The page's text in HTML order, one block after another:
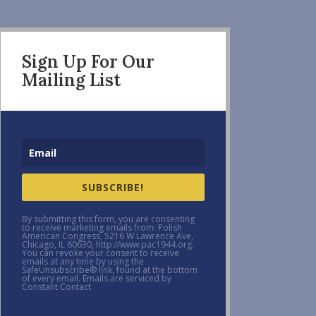
Sign Up For Our
Mailing List
SUBSCRIBE!
By submitting this form, you are consenting
to receive marketing emails from: Polish
American Congress, 5216 W Lawrence Ave,
Chicago, IL 60630, http://www.pac1944.org.
You can revoke your consent to receive
emails at any time by using the
SafeUnsubscribe® link, found at the bottom
of every email. Emails are serviced by
Constant Contact